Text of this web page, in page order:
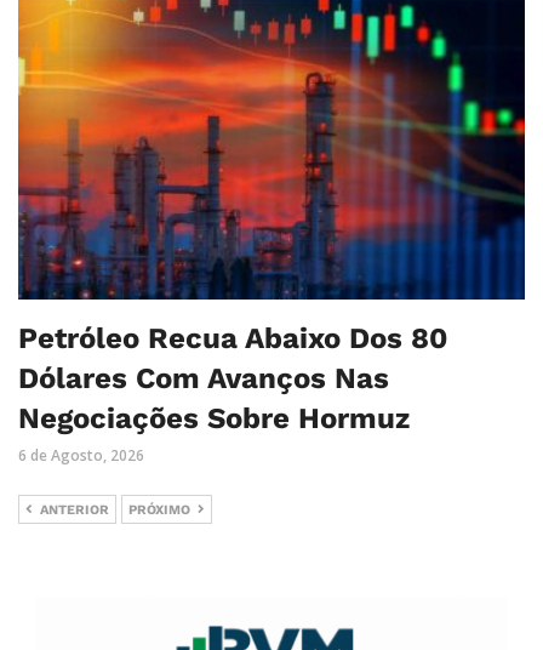
Petróleo Recua Abaixo Dos 80
Dólares Com Avanços Nas
Negociações Sobre Hormuz
6 de Agosto, 2026
ANTERIOR PRÓXIMO